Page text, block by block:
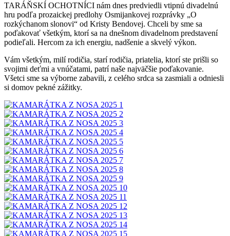
TARÁŇSKÍ OCHOTNÍCI nám dnes predviedli vtipnú divadelnú
hru podľa prozaickej predlohy Osmijankovej rozprávky „O
rozkýchanom slonovi“ od Kristy Bendovej. Chceli by sme sa
poďakovať všetkým, ktorí sa na dnešnom divadelnom predstavení
podieľali. Hercom za ich energiu, nadšenie a skvelý výkon.
Vám všetkým, milí rodičia, starí rodičia, priatelia, ktorí ste prišli so
svojimi deťmi a vnúčatami, patrí naše najväčšie poďakovanie.
Všetci sme sa výborne zabavili, z celého srdca sa zasmiali a odniesli
si domov pekné zážitky.